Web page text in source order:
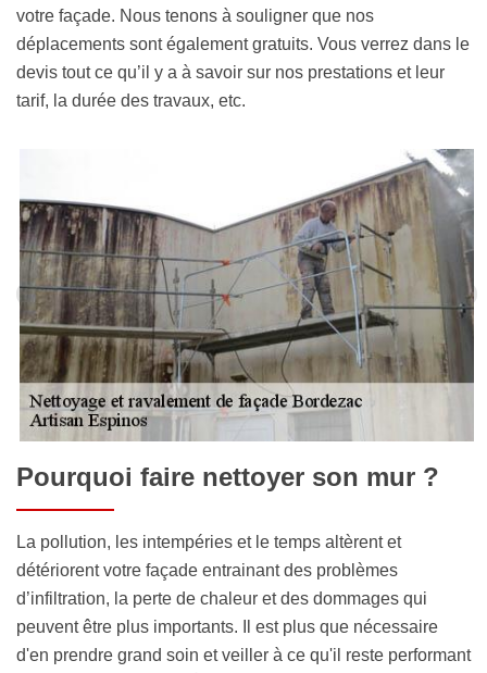
votre façade. Nous tenons à souligner que nos
déplacements sont également gratuits. Vous verrez dans le
devis tout ce qu’il y a à savoir sur nos prestations et leur
tarif, la durée des travaux, etc.
Pourquoi faire nettoyer son mur ?
La pollution, les intempéries et le temps altèrent et
détériorent votre façade entrainant des problèmes
d’infiltration, la perte de chaleur et des dommages qui
peuvent être plus importants. Il est plus que nécessaire
d'en prendre grand soin et veiller à ce qu'il reste performant